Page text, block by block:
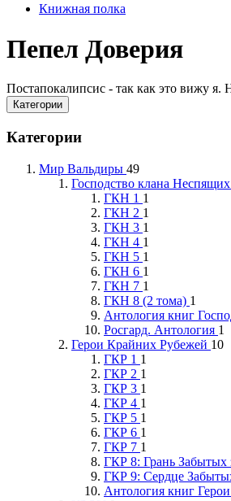
Книжная полка
Пепел Доверия
Постапокалипсис - так как это вижу
Категории
Категории
Мир Вальдиры 49
Господство клана Неспящих
ГКН 1 1
ГКН 2 1
ГКН 3 1
ГКН 4 1
ГКН 5 1
ГКН 6 1
ГКН 7 1
ГКН 8 (2 тома) 1
Антология книг
Росгард. Антология 1
Герои Крайних Рубежей 10
ГКР 1 1
ГКР 2 1
ГКР 3 1
ГКР 4 1
ГКР 5 1
ГКР 6 1
ГКР 7 1
ГКР 8: Грань Забытых
ГКР 9: Сердце
Антология книг